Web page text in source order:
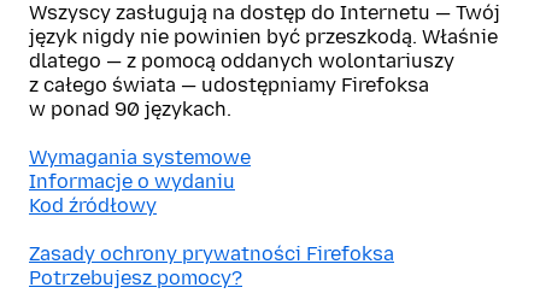
Wszyscy zasługują na dostęp do Internetu — Twój
język nigdy nie powinien być przeszkodą. Właśnie
dlatego — z pomocą oddanych wolontariuszy
z całego świata — udostępniamy Firefoksa
w ponad 90 językach.
Wymagania systemowe
Informacje o wydaniu
Kod źródłowy
Zasady ochrony prywatności Firefoksa
Potrzebujesz pomocy?